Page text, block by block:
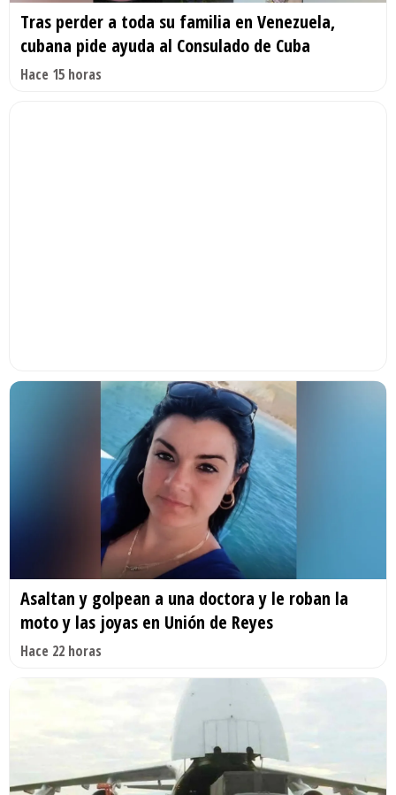
Tras perder a toda su familia en Venezuela,
cubana pide ayuda al Consulado de Cuba
Hace 15 horas
Asaltan y golpean a una doctora y le roban la
moto y las joyas en Unión de Reyes
Hace 22 horas